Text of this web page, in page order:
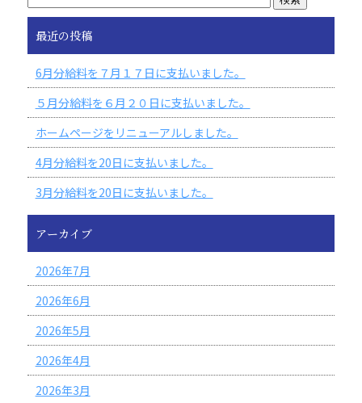
最近の投稿
6月分給料を７月１７日に支払いました。
５月分給料を６月２０日に支払いました。
ホームページをリニューアルしました。
4月分給料を20日に支払いました。
3月分給料を20日に支払いました。
アーカイブ
2026年7月
2026年6月
2026年5月
2026年4月
2026年3月